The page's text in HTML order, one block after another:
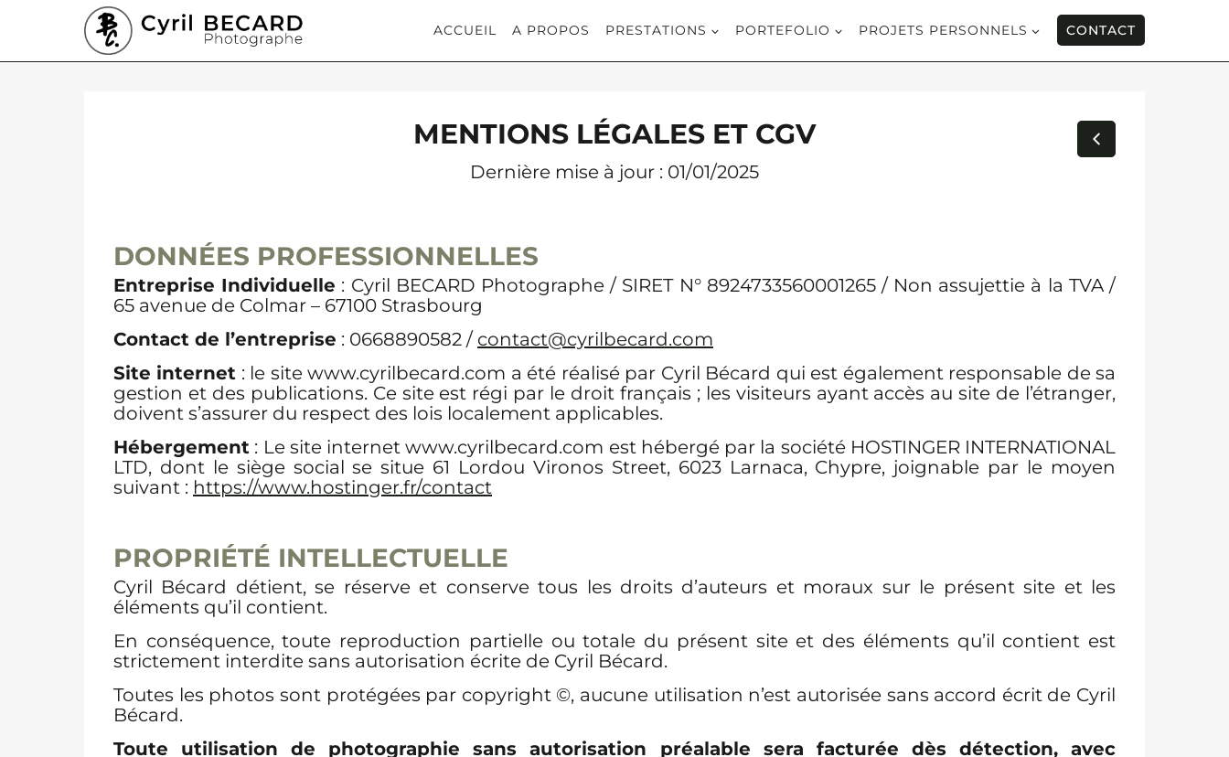
ACCUEIL A PROPOS PRESTATIONS PORTEFOLIO PROJETS PERSONNELS CONTACT
MENTIONS LÉGALES ET CGV
Dernière mise à jour : 01/01/2025
DONNÉES PROFESSIONNELLES
Entreprise Individuelle : Cyril BECARD Photographe / SIRET N° 8924733560001265 / Non assujettie à la TVA /
65 avenue de Colmar – 67100 Strasbourg
Contact de l’entreprise : 0668890582 / contact@cyrilbecard.com
Site internet : le site www.cyrilbecard.com a été réalisé par Cyril Bécard qui est également responsable de sa
gestion et des publications. Ce site est régi par le droit français ; les visiteurs ayant accès au site de l’étranger,
doivent s’assurer du respect des lois localement applicables.
Hébergement : Le site internet www.cyrilbecard.com est hébergé par la société HOSTINGER INTERNATIONAL
LTD, dont le siège social se situe 61 Lordou Vironos Street, 6023 Larnaca, Chypre, joignable par le moyen
suivant : https://www.hostinger.fr/contact
PROPRIÉTÉ INTELLECTUELLE
Cyril Bécard détient, se réserve et conserve tous les droits d’auteurs et moraux sur le présent site et les
éléments qu’il contient.
En conséquence, toute reproduction partielle ou totale du présent site et des éléments qu’il contient est
strictement interdite sans autorisation écrite de Cyril Bécard.
Toutes les photos sont protégées par copyright ©, aucune utilisation n’est autorisée sans accord écrit de Cyril
Bécard.
Toute utilisation de photographie sans autorisation préalable sera facturée dès détection, avec